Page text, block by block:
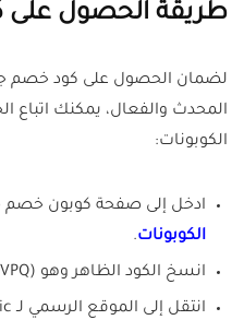
طريقة الحصول على
المحدث والفعال، يمكنك اتباع
الكوبونات:
ادخل إلى صفحة كوبون خصم
الكوبونات.
انسخ الكود الظاهر وهو (F-2OVPQ).
انتقل إلى الموقع الرسمي لـ JB Organic عبر الرابط.